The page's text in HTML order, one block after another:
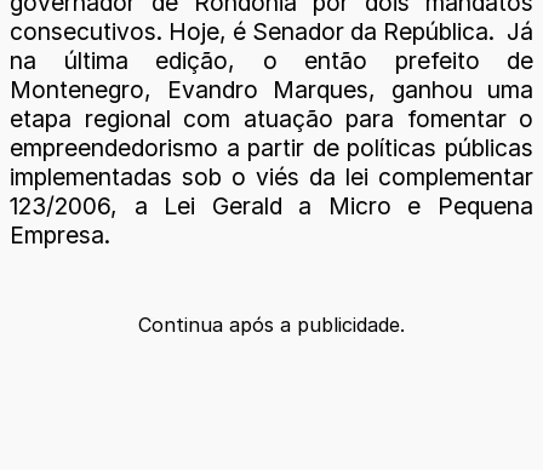
consecutivos. Hoje, é Senador da República. Já
na última edição, o então prefeito de
Montenegro, Evandro Marques, ganhou uma
etapa regional com atuação para fomentar o
empreendedorismo a partir de políticas públicas
implementadas sob o viés da lei complementar
123/2006, a Lei Gerald a Micro e Pequena
Empresa.
Continua após a publicidade.